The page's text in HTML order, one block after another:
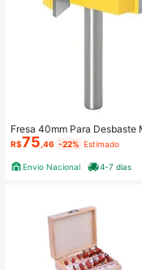
Fresa 40mm Para Desbaste
a 4 Cortes 1/2 Haste 6mm
R$75 ,46 -22% Estimado
Envio Nacional 4-7 dias